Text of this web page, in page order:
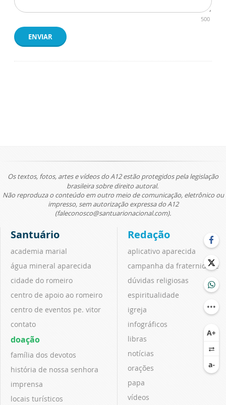
500
ENVIAR
Os textos, fotos, artes e vídeos do A12 estão protegidos pela legislação
brasileira sobre direito autoral.
Não reproduza o conteúdo em outro meio de comunicação, eletrônico ou
impresso, sem autorização expressa do A12
(faleconosco@santuarionacional.com).
Santuário
academia marial
água mineral aparecida
cidade do romeiro
centro de apoio ao romeiro
centro de eventos pe. vitor
contato
doação
família dos devotos
história de nossa senhora
imprensa
locais turísticos
Redação
aplicativo aparecida
campanha da fraternidade
dúvidas religiosas
espiritualidade
igreja
infográficos
libras
notícias
orações
papa
vídeos